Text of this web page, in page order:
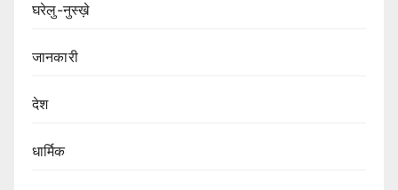
घरेलु-नुस्ख़े
जानकारी
देश
धार्मिक